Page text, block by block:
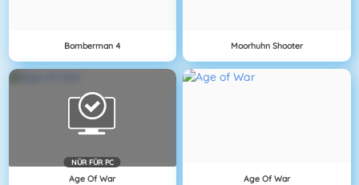
Bomberman 4 Moorhuhn Shooter
NÜR FÜR PC
Age Of War Age Of War